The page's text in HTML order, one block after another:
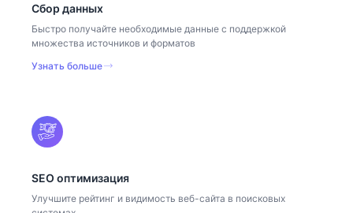
Сбор данных
Быстро получайте необходимые данные с поддержкой
множества источников и форматов
Узнать больше
SEO оптимизация
Улучшите рейтинг и видимость веб-сайта в поисковых